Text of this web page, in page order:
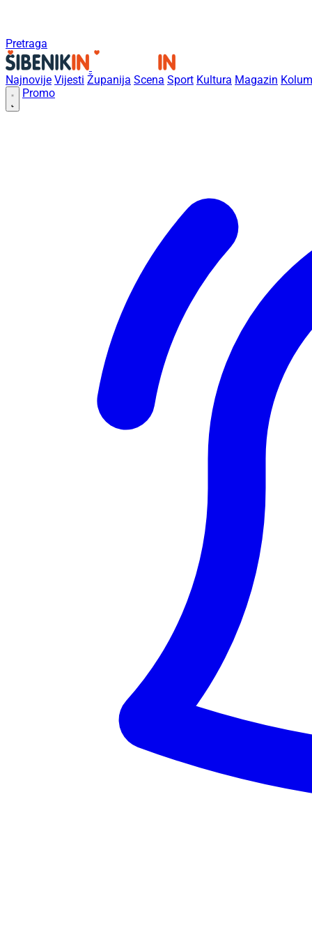
Pretraga
Najnovije Vijesti Županija Scena Sport Kultura Magazin
Promo